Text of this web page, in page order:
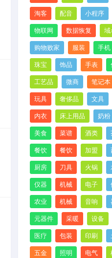
淘客 配音 小程序
物联网 数据恢复 域
购物败家 服装 手机
珠宝 饰品 手表
工艺品 微商 笔记本
玩具 奢侈品 文具
内衣 床上用品 奶粉
美食 菜谱 酒类
餐饮 餐饮 加盟
厨房 刀具 火锅
仪器 机械 电子
农业 机械 音响
元器件 采暖 设备
医疗 包装 印刷
五金 照明 电气